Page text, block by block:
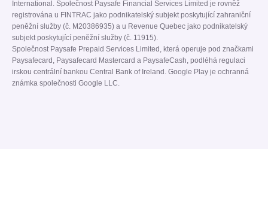
International. Společnost Paysafe Financial Services Limited je rovněž
registrována u FINTRAC jako podnikatelský subjekt poskytující zahraniční
peněžní služby (č. M20386935) a u Revenue Quebec jako podnikatelský
subjekt poskytující peněžní služby (č. 11915).
Společnost Paysafe Prepaid Services Limited, která operuje pod značkami
Paysafecard, Paysafecard Mastercard a PaysafeCash, podléhá regulaci
irskou centrální bankou Central Bank of Ireland. Google Play je ochranná
známka společnosti Google LLC.